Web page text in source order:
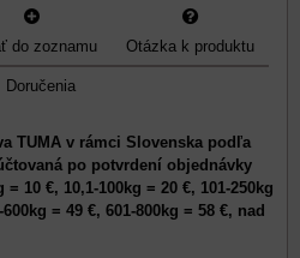
do zoznamu Otázka k produktu
Doručenia
TUMA v rámci Slovenska podľa
po potvrdení objednávky
10 €, 10,1-100kg = 20 €, 101-250kg
= 49 €, 601-800kg = 58 €, nad